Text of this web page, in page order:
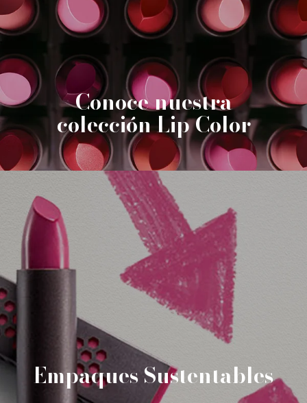
Conoce nuestra
colección Lip Color
Empaques Sustentables